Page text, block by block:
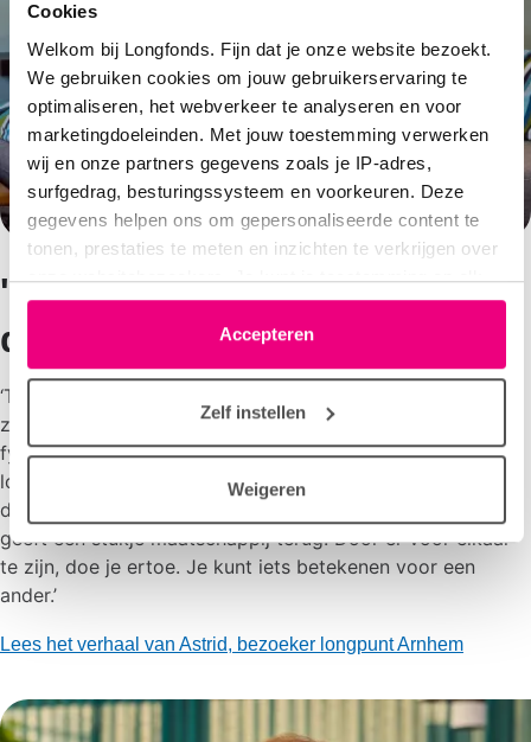
Cookies
Welkom bij Longfonds. Fijn dat je onze website bezoekt.
We gebruiken cookies om jouw gebruikerservaring te
optimaliseren, het webverkeer te analyseren en voor
marketingdoeleinden. Met jouw toestemming verwerken
wij en onze partners gegevens zoals je IP-adres,
surfgedrag, besturingssysteem en voorkeuren. Deze
gegevens helpen ons om gepersonaliseerde content te
tonen, prestaties te meten en inzichten te verkrijgen over
onze websitebezoekers. Je kunt je toestemming op elk
moment wijzigen of intrekken via het cookie-icoontje
linksonder elke pagina. De lijst met partners is te vinden
in het tabblad “details”.
Accepteren
Zelf instellen
Weigeren
'Door er voor elkaar te zijn,
doe je ertoe'
‘Tegen iedereen met een longziekte zou ik willen zeggen:
zoek lotgenoten op. Dat kan bijvoorbeeld via je
fysiosport, daar ontmoet je veel mensen met
longproblemen. Wij longpatiënten zijn niet meer actief in
de maatschappij. Daar heb ik moeite mee. Het Longpunt
geeft een stukje maatschappij terug. Door er voor elkaar
te zijn, doe je ertoe. Je kunt iets betekenen voor een
ander.’
Lees het verhaal van Astrid, bezoeker longpunt Arnhem